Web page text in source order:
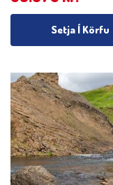
Setja Í Körfu